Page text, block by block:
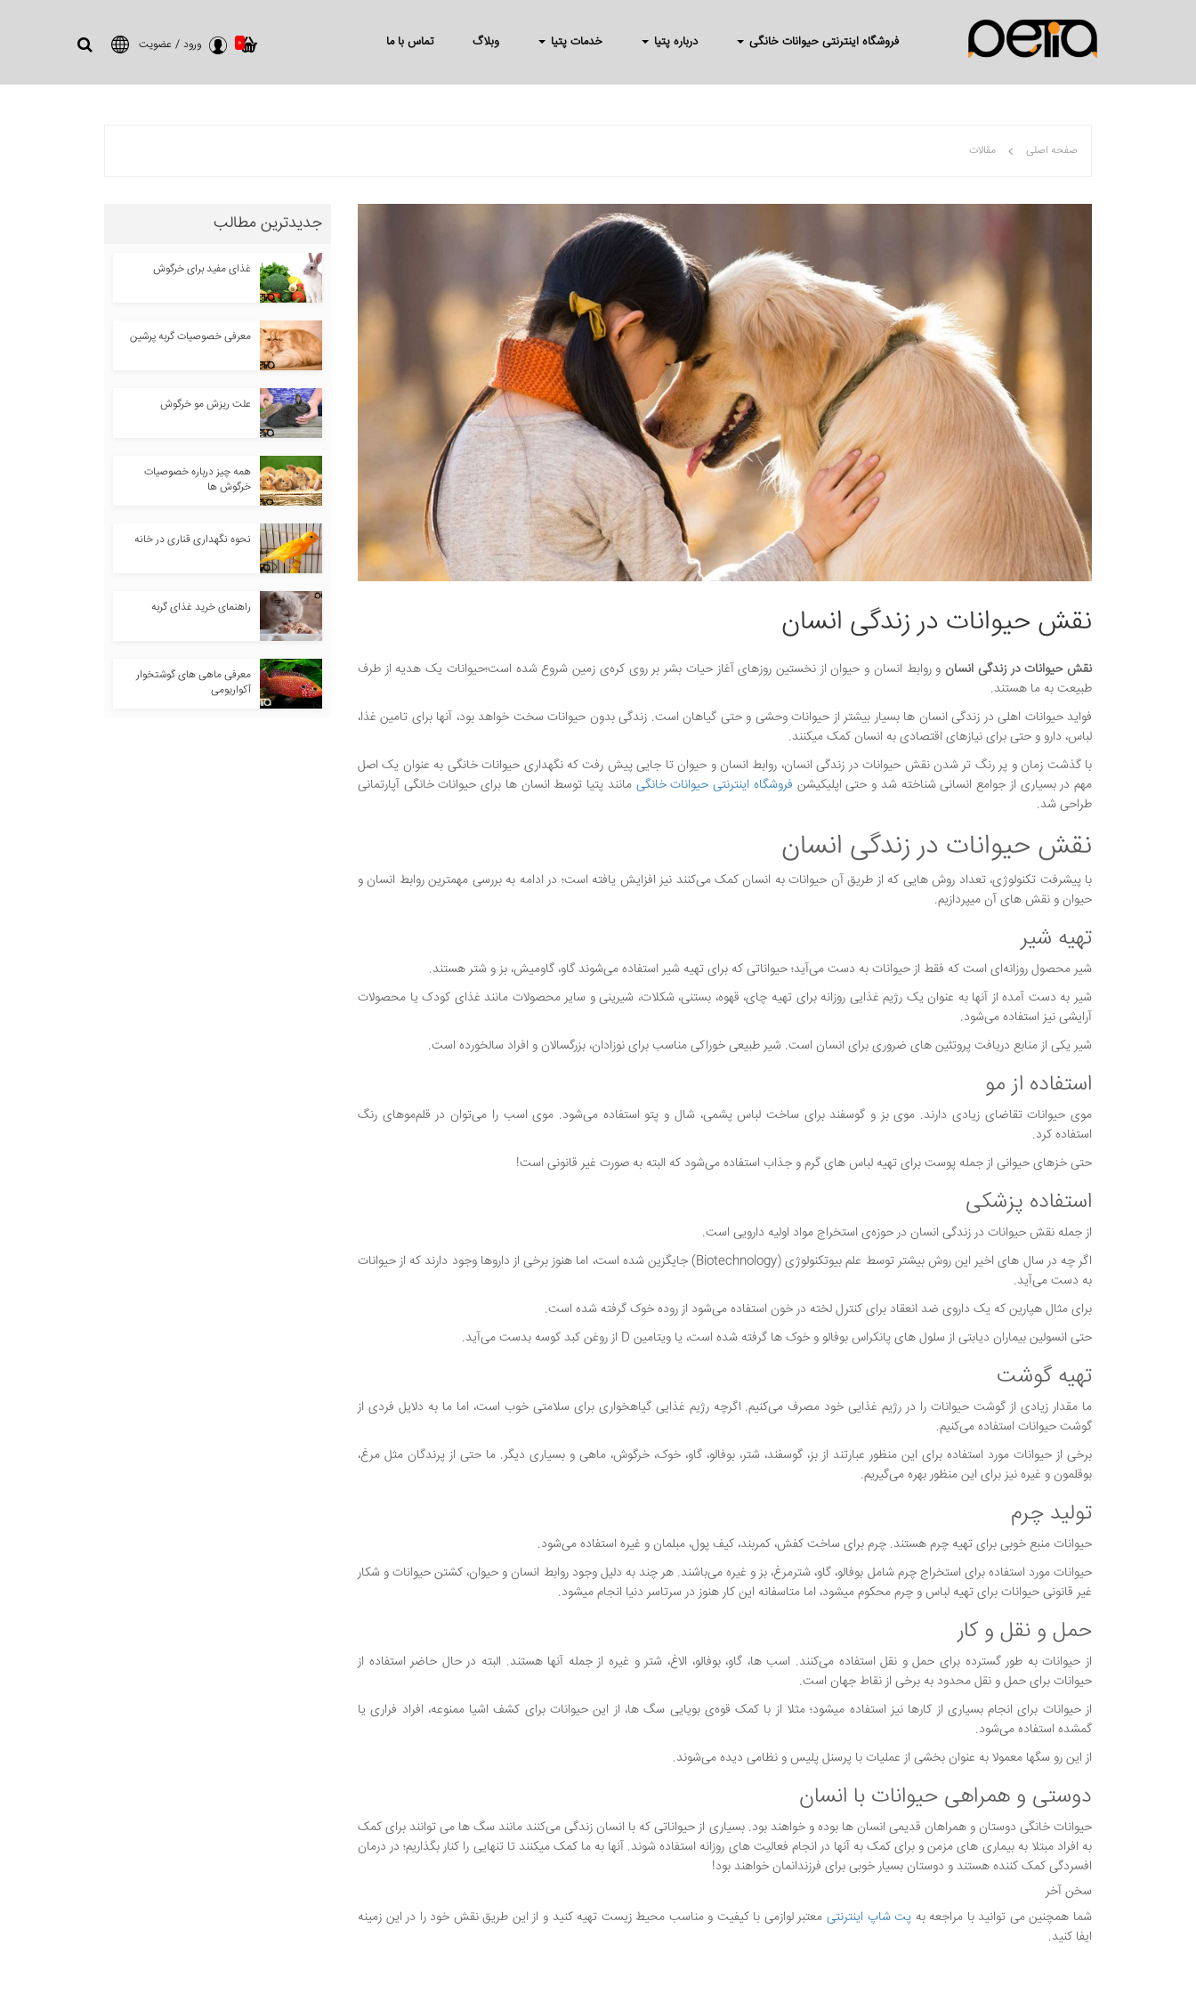
فروشگاه اینترنتی حیوانات خانگی درباره پتیا خدمات پتیا وبلاگ تماس با ما 0 ورود / عضویت
صفحه اصلی مقالات
نقش حیوانات در زندگی انسان
نقش حیوانات در زندگی انسانو روابط انسان‌‌ و حیوان از نخستین روزهای آغاز حیات بشر بر روی کره‌ی زمین شروع شده است؛حیوانات یک هدیه از طرف
طبیعت به ما هستند.
فواید حیوانات اهلی در زندگی انسان ها بسیار بیشتر از حیوانات وحشی و حتی گیاهان است. زندگی بدون حیوانات سخت خواهد بود، آنها برای تامین غذا،
لباس، دارو و حتی برای نیازهای اقتصادی به انسان کمک میکنند.
با گذشت زمان و پر رنگ تر شدن نقش حیوانات در زندگی انسان، روابط انسان‌‌ و حیوان تا جایی پیش رفت که نگهداری حیوانات خانگی به عنوان یک اصل
مهم در بسیاری از جوامع انسانی شناخته شد و حتی اپلیکیشن فروشگاه اینترنتی حیوانات خانگی مانند پتیا توسط انسان ها برای حیوانات خانگی آپارتمانی
طراحی شد.
نقش حیوانات در زندگی انسان
با پیشرفت تکنولوژی، تعداد روش هایی که از طریق آن حیوانات به انسان کمک می‌کنند نیز افزایش یافته است؛ در ادامه به بررسی مهمترین روابط انسان‌‌ و
حیوان و نقش های آن میپردازیم.
تهیه‌ شیر
شیر محصول روزانه‌ای است که فقط از حیوانات به دست می‌آید؛ حیواناتی که برای تهیه شیر استفاده می‌شوند گاو، گاومیش، بز و شتر هستند.
شیر به دست آمده از آنها به عنوان یک رژیم غذایی روزانه برای تهیه چای، قهوه، بستنی، شکلات، شیرینی و سایر محصولات مانند غذای کودک یا محصولات
آرایشی نیز استفاده می‌شود.
شیر یکی از منابع دریافت پروتئین های ضروری برای انسان است. شیر طبیعی خوراکی مناسب برای نوزادان، بزرگسالان و افراد سالخورده است.
استفاده از مو
موی حیوانات تقاضای زیادی دارند. موی بز و گوسفند برای ساخت لباس پشمی، شال و پتو استفاده می‌شود. موی اسب را می‌توان در قلم‌موهای رنگ
استفاده کرد.
حتی خزهای حیوانی از جمله پوست برای تهیه لباس های گرم و جذاب استفاده می‌شود که البته به صورت غیر قانونی است!
استفاده پزشکی
از جمله نقش حیوانات در زندگی انسان در حوزه‌ی استخراج مواد اولیه دارویی است.
اگر چه در سال های اخیر این روش بیشتر توسط علم بیوتکنولوژی (Biotechnology) جایگزین شده است، اما هنوز برخی از داروها وجود دارند که از حیوانات
به دست می‌آید.
برای مثال هپارین که یک داروی ضد انعقاد برای کنترل لخته در خون استفاده می‌شود از روده خوک گرفته شده است.
حتی انسولین بیماران دیابتی از سلول های پانکراس بوفالو و خوک ها گرفته شده است، یا ویتامین D از روغن کبد کوسه بدست می‌آید.
تهیه گوشت
ما مقدار زیادی از گوشت حیوانات را در رژیم غذایی خود مصرف می‌کنیم. اگرچه رژیم غذایی گیاهخواری برای سلامتی خوب است، اما ما به دلایل فردی از
گوشت حیوانات استفاده می‌کنیم.
برخی از حیوانات مورد استفاده برای این منظور عبارتند از بز، گوسفند، شتر، بوفالو، گاو، خوک، خرگوش، ماهی و بسیاری دیگر. ما حتی از پرندگان مثل مرغ،
بوقلمون و غیره نیز برای این منظور بهره می‌گیریم.
تولید چرم
حیوانات منبع خوبی برای تهیه چرم هستند. چرم برای ساخت کفش، کمربند، کیف پول، مبلمان و غیره استفاده می‌شود.
حیوانات مورد استفاده برای استخراج چرم شامل بوفالو، گاو، شترمرغ، بز و غیره می‌باشند. هر چند به دلیل وجود روابط انسان‌ و حیوان، کشتن حیوانات و شکار
غیر قانونی حیوانات برای تهیه لباس و چرم محکوم میشود، اما متاسفانه این کار هنوز در سرتاسر دنیا انجام میشود.
حمل و نقل و کار
از حیوانات به طور گسترده برای حمل و نقل استفاده می‌کنند. اسب ها، گاو، بوفالو، الاغ، شتر و غیره از جمله آنها هستند. البته در حال حاضر استفاده از
حیوانات برای حمل و نقل محدود به برخی از نقاط جهان است.
از حیوانات برای انجام بسیاری از کارها نیز استفاده میشود؛ مثلا از با کمک قوه‌ی بویایی سگ ها، از این حیوانات برای کشف اشیا ممنوعه، افراد فراری یا
گمشده استفاده می‌شود.
از این رو سگها معمولا به عنوان بخشی از عملیات با پرسنل پلیس و نظامی دیده می‌شوند.
دوستی و همراهی حیوانات با انسان
حیوانات خانگی دوستان و همراهان قدیمی انسان ها بوده‌ و خواهند بود. بسیاری از حیواناتی که با انسان زندگی می‌کنند مانند سگ ها می توانند برای کمک
به افراد مبتلا به بیماری های مزمن و برای کمک به آنها در انجام فعالیت های روزانه استفاده شوند. آنها به ما کمک میکنند تا تنهایی را کنار بگذاریم؛ در درمان
افسردگی کمک کننده هستند و دوستان بسیار خوبی برای فرزندانمان خواهند بود!
سخن آخر
شما همچنین می توانید با مراجعه به پت شاپ اینترنتیمعتبر لوازمی با کیفیت و مناسب محیط زیست تهیه کنید و از این طریق نقش خود را در این زمینه
ایفا کنید.
جدیدترین مطالب
غذای مفید برای خرگوش
معرفی خصوصیات گربه پرشین
علت ریزش مو خرگوش
همه چیز درباره خصوصیات
خرگوش ها
نحوه نگهداری قناری در خانه
راهنمای خرید غذای گربه
معرفی ماهی های گوشتخوار
آکواریومی